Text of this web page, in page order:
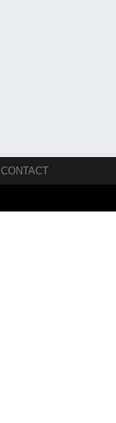
CONTACT